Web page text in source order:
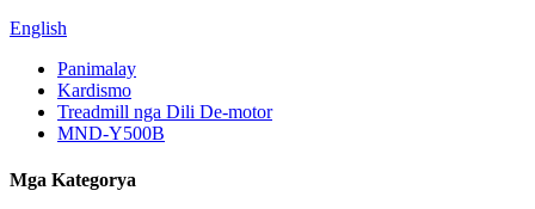
English
Panimalay
Kardismo
Treadmill nga Dili De-motor
MND-Y500B
Mga Kategorya